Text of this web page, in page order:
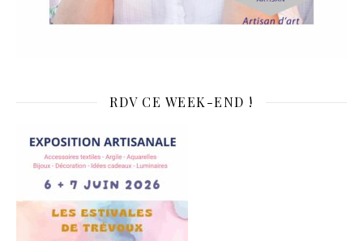
RDV CE WEEK-END !